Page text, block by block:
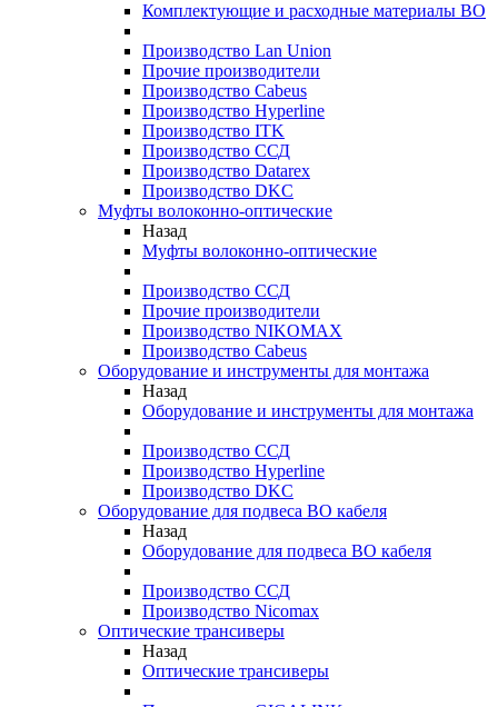
Комплектующие и расходные материалы ВО
Производство Lan Union
Прочие производители
Производство Cabeus
Производство Hyperline
Производство ITK
Производство ССД
Производство Datarex
Производство DKC
Муфты волоконно-оптические
Назад
Муфты волоконно-оптические
Производство ССД
Прочие производители
Производство NIKOMAX
Производство Cabeus
Оборудование и инструменты для монтажа
Назад
Оборудование и инструменты для монтажа
Производство ССД
Производство Hyperline
Производство DKC
Оборудование для подвеса ВО кабеля
Назад
Оборудование для подвеса ВО кабеля
Производство ССД
Производство Nicomax
Оптические трансиверы
Назад
Оптические трансиверы